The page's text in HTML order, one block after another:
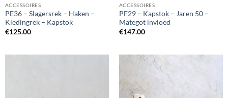
ACCESSOIRES
PE36 – Slagersrek – Haken –
Kledingrek – Kapstok
€125.00
ACCESSOIRES
PF29 – Kapstok – Jaren 50 –
Mategot invloed
€147.00